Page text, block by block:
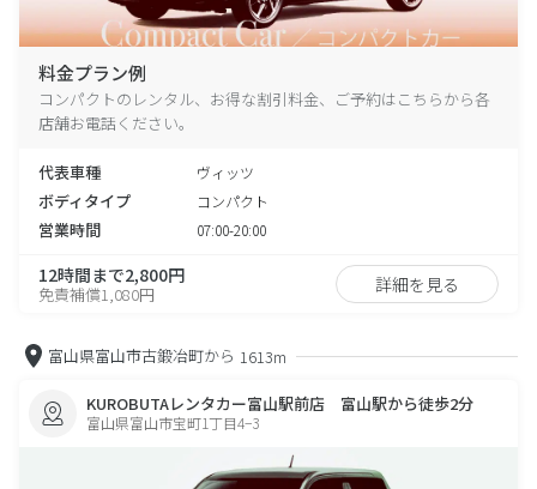
料金プラン例
コンパクトのレンタル、お得な割引料金、ご予約はこちらから各
店舗お電話ください。
代表車種 ヴィッツ
ボディタイプ コンパクト
営業時間 07:00-20:00
12時間まで2,800円
免責補償1,080円 詳細を見る
富山県富山市古鍛冶町から 1613m
KUROBUTAレンタカー富山駅前店 富山駅から徒歩2分
富山県富山市宝町1丁目4−3